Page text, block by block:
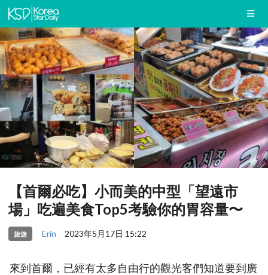
【首爾必吃】小而美的中型「望遠市
場」吃遍美食Top5考驗你的胃容量〜
旅遊 Erin 2023年5月17日 15:22
來到首爾，已經有太多自由行的觀光客們知道要到廣